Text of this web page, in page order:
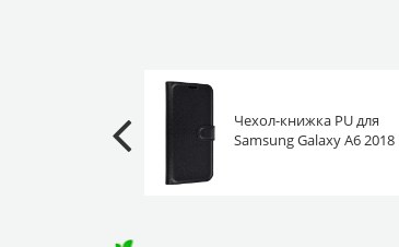
Чехол-книжка PU для
Samsung Galaxy A6 2018